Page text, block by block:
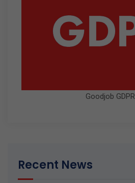
Goodjob GDPR
Recent News